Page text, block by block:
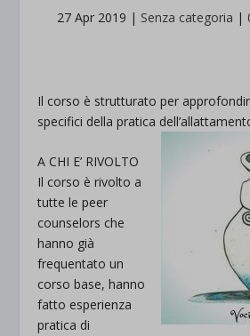
27 Apr 2019 | Senza categoria |
Il corso è strutturato per
specifici della pratica
A CHI E’ RIVOLTO
Il corso è rivolto a
tutte le peer
counselors che
hanno già
frequentato un
corso base, hanno
fatto esperienza
pratica di